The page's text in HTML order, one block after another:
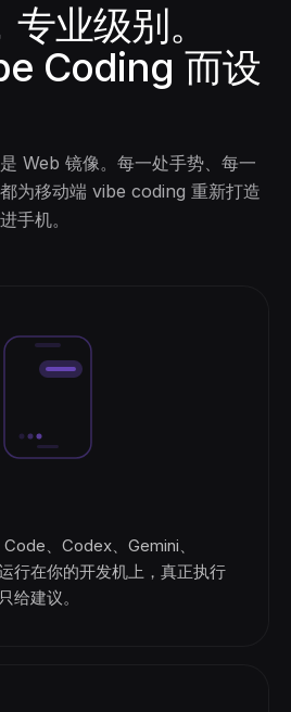
专业级别。
Coding 而设
Web 镜像。每一处手势、每一
为移动端 vibe coding 重新打造
手机。
、Codex、Gemini、
行在你的开发机上，真正执行
建议。